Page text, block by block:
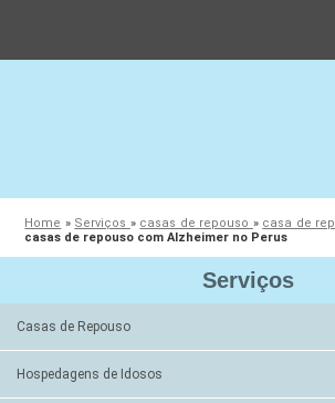
Home » Serviços » casas de repouso » casa de
casas de repouso com Alzheimer no Perus
Serviços
Casas de Repouso
Hospedagens de Idosos